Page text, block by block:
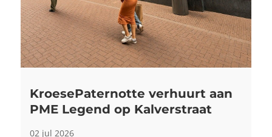
KroesePaternotte verhuurt aan
PME Legend op Kalverstraat
02 jul 2026